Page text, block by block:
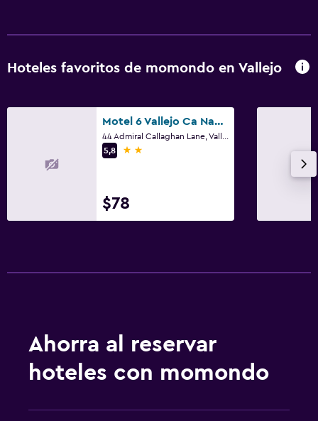
Hoteles favoritos de momondo en Vallejo
Motel 6 Vallejo Ca Napa Valley
5,8
2 estrellas
$78
Ahorra al reservar
hoteles con momondo